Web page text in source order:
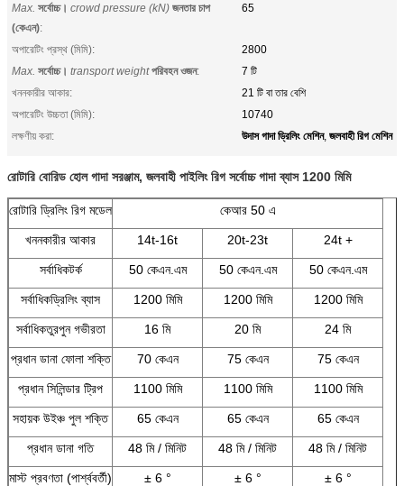
Max. সর্বোচ্চ। crowd pressure (kN) জনতার চাপ
(কেএন):
65
অপারেটিং প্রস্থ (মিমি):
2800
Max. সর্বোচ্চ। transport weight পরিবহন ওজন:
7 টি
খননকারীর আকার:
21 টি বা তার বেশি
অপারেটিং উচ্চতা (মিমি):
10740
লক্ষণীয় করা:
উদাস গাদা ড্রিলিং মেশিন, জলবাহী রিগ মেশিন
রোটারি বোরিড হোল গাদা সরঞ্জাম, জলবাহী পাইলিং রিগ সর্বোচ্চ গাদা ব্যাস 1200 মিমি
রোটারি ড্রিলিং রিগ মডেল কেআর 50 এ
খননকারীর আকার 14t-16t 20t-23t 24t +
সর্বাধিকটর্ক 50 কেএন.এম 50 কেএন.এম 50 কেএন.এম
সর্বাধিকড্রিলিং ব্যাস 1200 মিমি 1200 মিমি 1200 মিমি
সর্বাধিকতুরপুন গভীরতা 16 মি 20 মি 24 মি
প্রধান ডানা ফোলা শক্তি 70 কেএন 75 কেএন 75 কেএন
প্রধান সিলিন্ডার ট্রিপ 1100 মিমি 1100 মিমি 1100 মিমি
সহায়ক উইঞ্চ পুল শক্তি 65 কেএন 65 কেএন 65 কেএন
প্রধান ডানা গতি 48 মি / মিনিট 48 মি / মিনিট 48 মি / মিনিট
মাস্ট প্রবণতা (পার্শ্ববর্তী) ± 6 ° ± 6 ° ± 6 °